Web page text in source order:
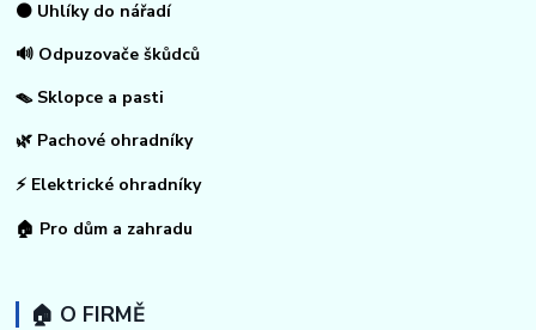
⚫ Uhlíky do nářadí
🔊 Odpuzovače škůdců
🪤 Sklopce a pasti
🌿 Pachové ohradníky
⚡ Elektrické ohradníky
🏠 Pro dům a zahradu
🏠 O FIRMĚ